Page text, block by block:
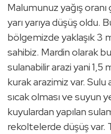
Malumunuz yağış
yarı yarıya düşüş oldu.
bölgemizde yaklaşık 3
sahibiz. Mardin olarak
sulanabilir arazi yani 1,5
kurak arazimiz var. Sulu
sıcak olması ve suyun
kuyulardan yapılan
rekoltelerde düşüş var.